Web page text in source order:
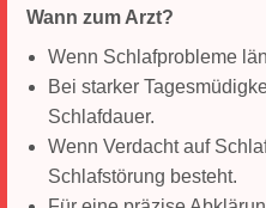
Wann zum Arzt?
Wenn Schlafprobleme
Bei starker
Schlafdauer.
Wenn Verdacht auf
Schlafstörung besteht.